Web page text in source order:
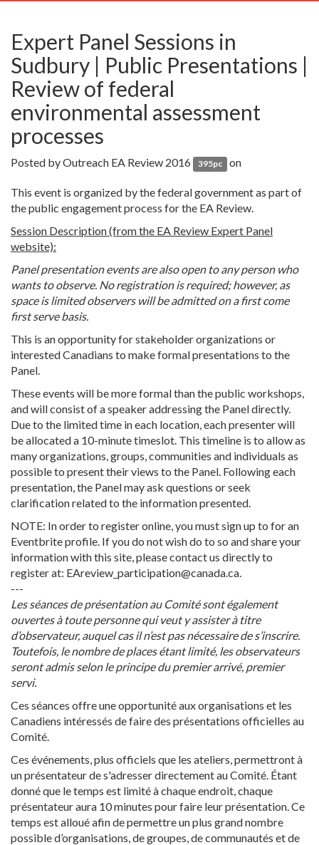
Expert Panel Sessions in
Sudbury | Public Presentations |
Review of federal
environmental assessment
processes
Posted byOutreach EA Review 2016 395pc on
This event is organized by the federal government as part of
the public engagement process for the EA Review.
Session Description (from the EA Review Expert Panel
website):
Panel presentation events are also open to any person who
wants to observe. No registration is required; however, as
space is limited observers will be admitted on a first come
first serve basis.
This is an opportunity for stakeholder organizations or
interested Canadians to make formal presentations to the
Panel.
These events will be more formal than the public workshops,
and will consist of a speaker addressing the Panel directly.
Due to the limited time in each location, each presenter will
be allocated a 10-minute timeslot. This timeline is to allow as
many organizations, groups, communities and individuals as
possible to present their views to the Panel. Following each
presentation, the Panel may ask questions or seek
clarification related to the information presented.
NOTE: In order to register online, you must sign up to for an
Eventbrite profile. If you do not wish do to so and share your
information with this site, please contact us directly to
register at: EAreview_participation@canada.ca.
---
Les séances de présentation au Comité sont également
ouvertes à toute personne qui veut y assister à titre
d’observateur, auquel cas il n’est pas nécessaire de s’inscrire.
Toutefois, le nombre de places étant limité, les observateurs
seront admis selon le principe du premier arrivé, premier
servi.
Ces séances offre une opportunité aux organisations et les
Canadiens intéressés de faire des présentations officielles au
Comité.
Ces événements, plus officiels que les ateliers, permettront à
un présentateur de s'adresser directement au Comité. Étant
donné que le temps est limité à chaque endroit, chaque
présentateur aura 10 minutes pour faire leur présentation. Ce
temps est alloué afin de permettre un plus grand nombre
possible d’organisations, de groupes, de communautés et de